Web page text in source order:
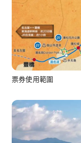
票券使用範圍